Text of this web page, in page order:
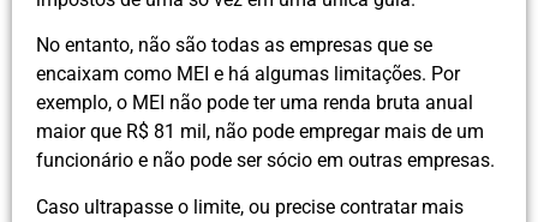
No entanto, não são todas as empresas que se
encaixam como MEI e há algumas limitações. Por
exemplo, o MEI não pode ter uma renda bruta anual
maior que R$ 81 mil, não pode empregar mais de um
funcionário e não pode ser sócio em outras empresas.
Caso ultrapasse o limite, ou precise contratar mais